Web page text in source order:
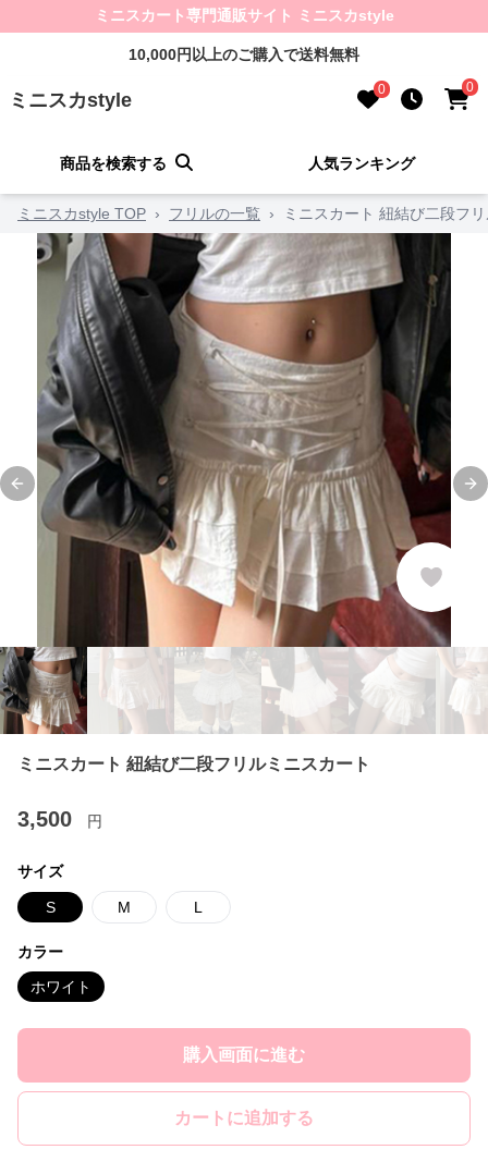
ミニスカート専門通販サイト ミニスカstyle
10,000円以上のご購入で送料無料
ミニスカstyle 0 0
商品を検索する 人気ランキング
ミニスカstyle TOP › フリルの一覧 › ミニスカート 紐結び二段フ
Previous slide
ミニスカート 紐結び二段フリルミニスカート
3,500 円
サイズ
S M L
カラー
ホワイト
購入画面に進む
カートに追加する